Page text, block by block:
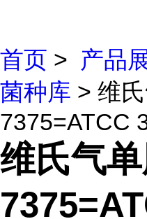
首页 > 产品
菌种库 > 维
7375=ATCC
维氏气